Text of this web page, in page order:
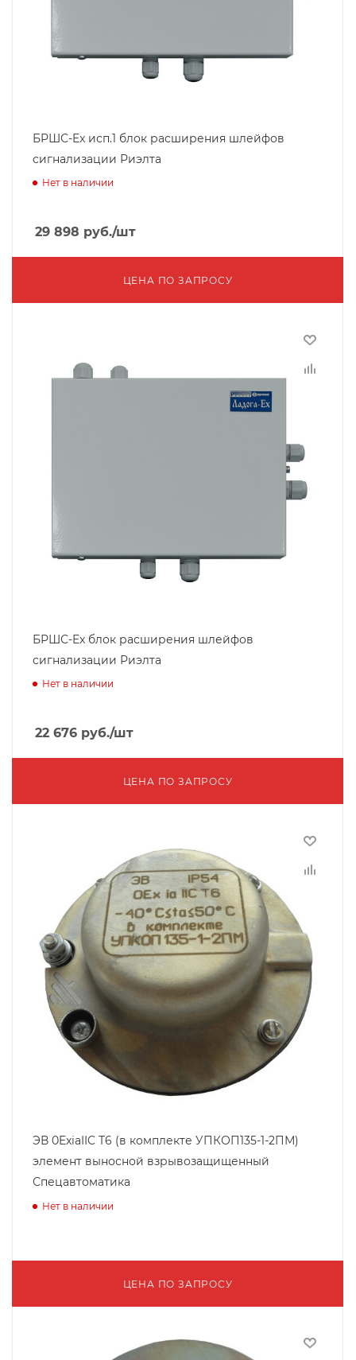
БРШС-Ex исп.1 блок расширения шлейфов
сигнализации Риэлта
Нет в наличии
29 898 руб./шт
ЦЕНА ПО ЗАПРОСУ
БРШС-Ex блок расширения шлейфов
сигнализации Риэлта
Нет в наличии
22 676 руб./шт
ЦЕНА ПО ЗАПРОСУ
ЭВ 0ExiaIIC T6 (в комплекте УПКОП135-1-2ПМ)
элемент выносной взрывозащищенный
Спецавтоматика
Нет в наличии
ЦЕНА ПО ЗАПРОСУ